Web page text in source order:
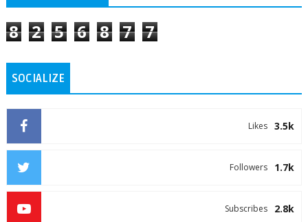
8 2 5 6 8 7 7
SOCIALIZE
3.5k
Likes
1.7k
Followers
2.8k
Subscribes